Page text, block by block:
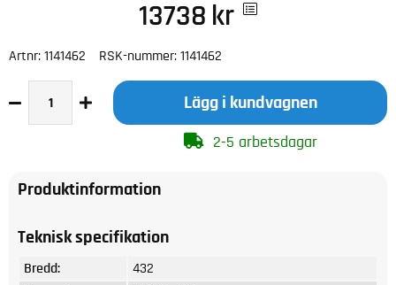
13738 kr
Artnr: 1141462 RSK-nummer: 1141462
Lägg i kundvagnen
2-5 arbetsdagar
Produktinformation
Teknisk specifikation
Bredd:
432